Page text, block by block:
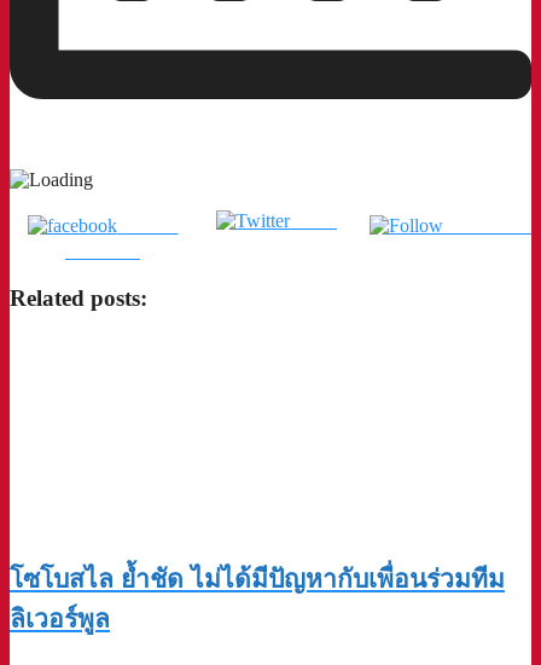
แชร์บน
Tweet
Related posts:
โซโบสไล ย้ำชัด ไม่ได้มีปัญหากับเพื่อนร่วมทีม
ลิเวอร์พูล